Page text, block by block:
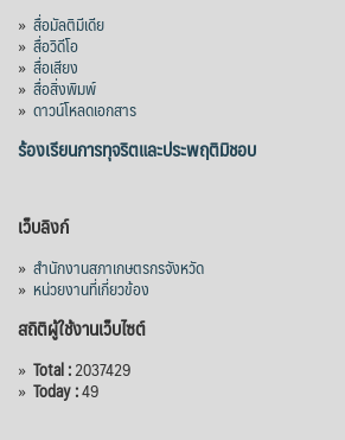
» สื่อมัลติมีเดีย
» สื่อวิดีโอ
» สื่อเสียง
» สื่อสิ่งพิมพ์
» ดาวน์โหลดเอกสาร
ร้องเรียนการทุจริตและประพฤติมิชอบ
เว็บลิงก์
» สำนักงานสภาเกษตรกรจังหวัด
» หน่วยงานที่เกี่ยวข้อง
สถิติผู้ใช้งานเว็บไซต์
» Total :2037429
» Today :49